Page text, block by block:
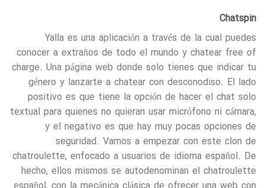
Chatspin
Yalla es una aplicación a través de la cual puedes
conocer a extraños de todo el mundo y chatear free of
charge. Una página web donde solo tienes que indicar tu
género y lanzarte a chatear con desconodiso. El lado
positivo es que tiene la opción de hacer el chat solo
textual para quienes no quieran usar micrófono ni cámara,
y el negativo es que hay muy pocas opciones de
seguridad. Vamos a empezar con este clon de
chatroulette, enfocado a usuarios de idioma español. De
hecho, ellos mismos se autodenominan el chatroulette